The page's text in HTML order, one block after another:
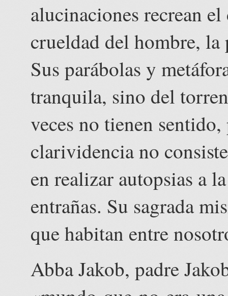
alucinaciones recrean
crueldad del hombre, la
Sus parábolas y
tranquila, sino del
veces no tienen
clarividencia no
en realizar autopsias a
entrañas. Su sagrada
que habitan entre
Abba Jakob, padre